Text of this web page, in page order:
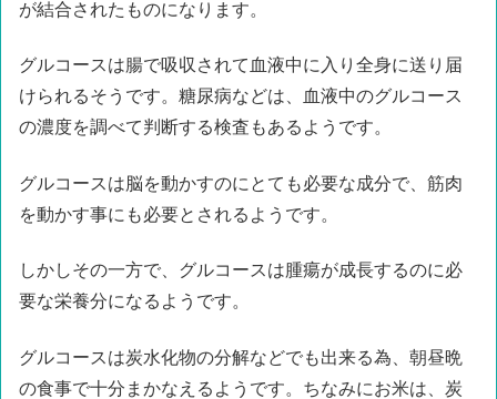
が結合されたものになります。
グルコースは腸で吸収されて血液中に入り全身に送り届
けられるそうです。糖尿病などは、血液中のグルコース
の濃度を調べて判断する検査もあるようです。
グルコースは脳を動かすのにとても必要な成分で、筋肉
を動かす事にも必要とされるようです。
しかしその一方で、グルコースは腫瘍が成長するのに必
要な栄養分になるようです。
グルコースは炭水化物の分解などでも出来る為、朝昼晩
の食事で十分まかなえるようです。ちなみにお米は、炭